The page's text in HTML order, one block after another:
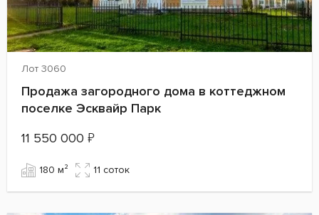
Лот 3060
Продажа загородного дома в коттеджном
поселке Эсквайр Парк
11 550 000 ₽
180 м² 11 cоток